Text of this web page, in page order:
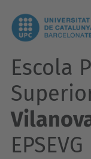
Escola
EPSEVG